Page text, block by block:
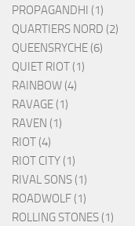
PROPAGANDHI (1)
QUARTIERS NORD (2)
QUEENSRYCHE (6)
QUIET RIOT (1)
RAINBOW (4)
RAVAGE (1)
RAVEN (1)
RIOT (4)
RIOT CITY (1)
RIVAL SONS (1)
ROADWOLF (1)
ROLLING STONES (1)